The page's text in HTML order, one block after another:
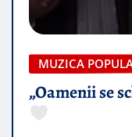
MUZICA
„Oamenii se